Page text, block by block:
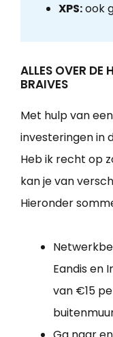
XPS:ook
ALLES OVER DE
BRAIVES
Met hulp van
investeringen in
Heb ik recht op
kan je van
Hieronder
Eandis en
van €15